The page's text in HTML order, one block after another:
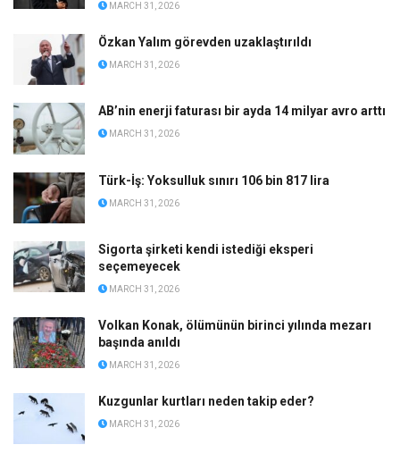
MARCH 31, 2026
Özkan Yalım görevden uzaklaştırıldı
MARCH 31, 2026
AB’nin enerji faturası bir ayda 14 milyar avro arttı
MARCH 31, 2026
Türk-İş: Yoksulluk sınırı 106 bin 817 lira
MARCH 31, 2026
Sigorta şirketi kendi istediği eksperi
seçemeyecek
MARCH 31, 2026
Volkan Konak, ölümünün birinci yılında mezarı
başında anıldı
MARCH 31, 2026
Kuzgunlar kurtları neden takip eder?
MARCH 31, 2026